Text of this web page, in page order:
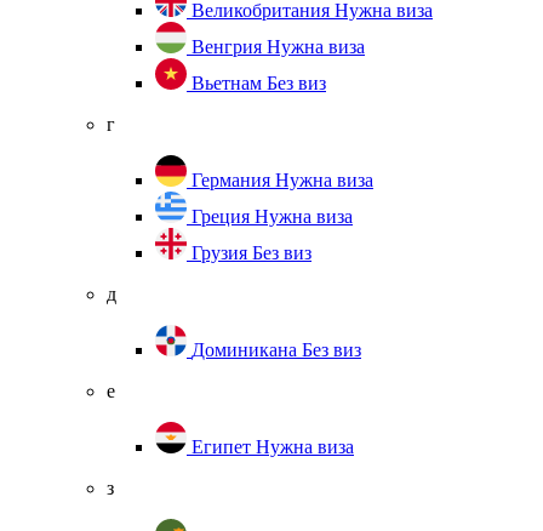
Великобритания Нужна виза
Венгрия Нужна виза
Вьетнам Без виз
г
Германия Нужна виза
Греция Нужна виза
Грузия Без виз
д
Доминикана Без виз
е
Египет Нужна виза
з